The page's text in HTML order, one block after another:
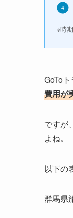
※時
GoTo
費用が
ですが
よね。
以下の
群馬県